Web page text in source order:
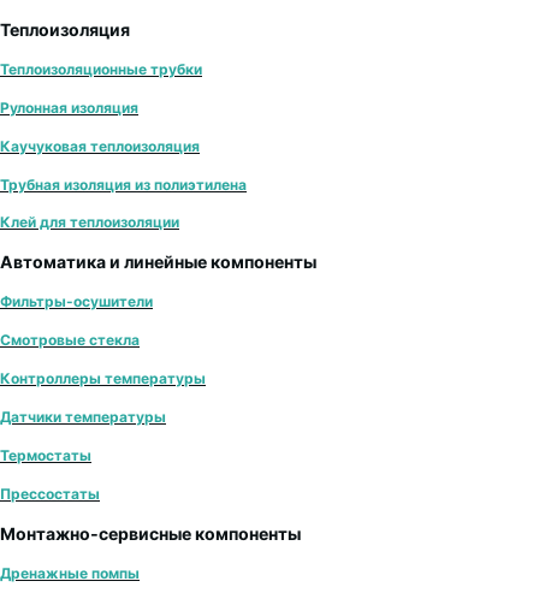
Теплоизоляция
Теплоизоляционные трубки
Рулонная изоляция
Каучуковая теплоизоляция
Трубная изоляция из полиэтилена
Клей для теплоизоляции
Автоматика и линейные компоненты
Фильтры-осушители
Смотровые стекла
Контроллеры температуры
Датчики температуры
Термостаты
Прессостаты
Монтажно‑сервисные компоненты
Дренажные помпы